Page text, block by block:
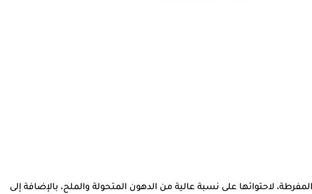
لاحتوائها على نسبة عالية من الدهون المتحولة والملح، بالإضافة إلى